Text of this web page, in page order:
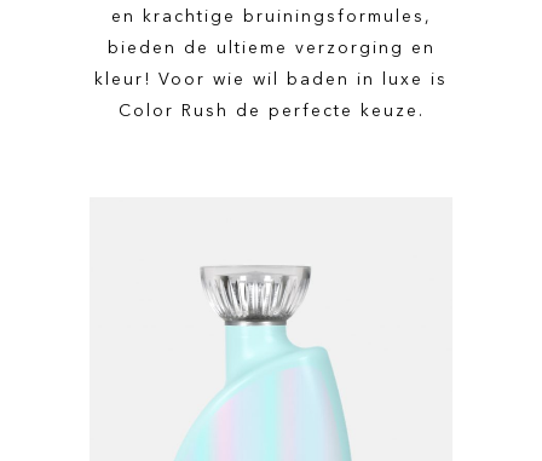
en krachtige bruiningsformules,
bieden de ultieme verzorging en
kleur! Voor wie wil baden in luxe is
Color Rush de perfecte keuze.